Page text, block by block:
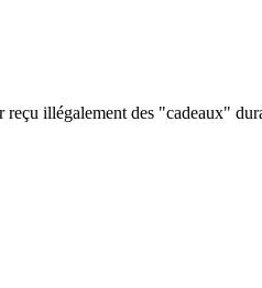
illégalement des "cadeaux"